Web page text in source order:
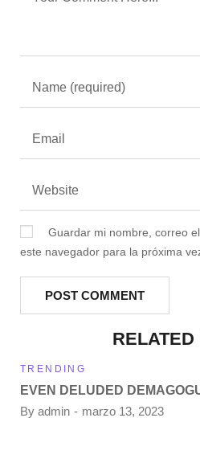
Guardar mi nombre, correo
este navegador para la próxima
RELATED
TRENDING
EVEN DELUDED
By admin marzo 13, 2023